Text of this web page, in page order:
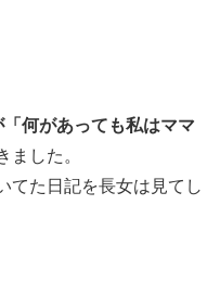
「何があっても私はママ
ました。
てた日記を長女は見てし